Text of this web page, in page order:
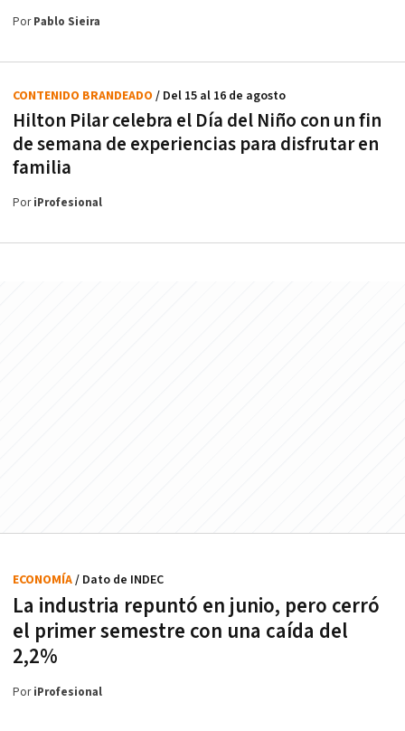
PorPablo Sieira
Hilton Pilar celebra el Día del Niño con un fin
de semana de experiencias para disfrutar en
familia
CONTENIDO BRANDEADO / Del 15 al 16 de agosto
PoriProfesional
La industria repuntó en junio, pero cerró
el primer semestre con una caída del
2,2%
ECONOMÍA/ Dato de INDEC
PoriProfesional